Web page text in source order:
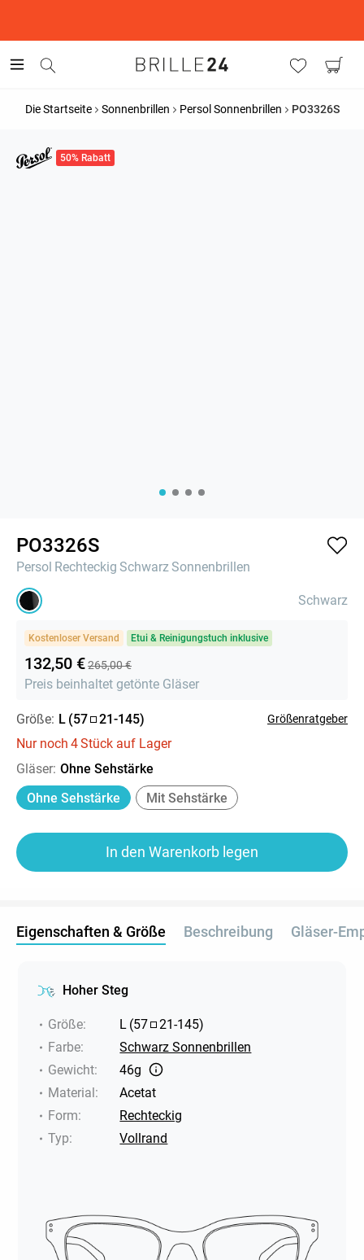
Die Startseite Sonnenbrillen Persol Sonnenbrillen PO3326S
50% Rabatt
PO3326S
Persol Rechteckig Schwarz Sonnenbrillen
Schwarz
Kostenloser Versand Etui & Reinigungstuch inklusive
132,50 €265,00 €
Preis beinhaltet getönte Gläser
Größe: L (57 21-145) Größenratgeber
Nur noch 4Stück auf Lager
Gläser: Ohne Sehstärke
Ohne Sehstärke
Mit Sehstärke
In den Warenkorb legen
Eigenschaften & Größe Beschreibung Gläser-
Hoher Steg
Größe: L (57 21-145)
Farbe:
Schwarz Sonnenbrillen
Gewicht:
46g
Material:
Acetat
Form:
Rechteckig
Typ: Vollrand